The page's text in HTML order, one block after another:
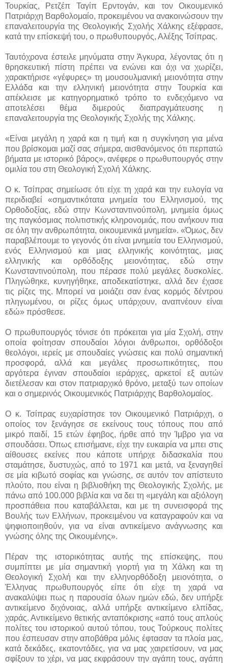
Τουρκίας, Ρετζέπ Ταγίπ Ερντογάν, και τον Οικουμενικό
Πατριάρχη Βαρθολομαίο, προκειμένου να ανακοινώσουν την
επαναλειτουργία της Θεολογικής Σχολής Χάλκης εξέφρασε,
κατά την επίσκεψή του, ο πρωθυπουργός, Αλέξης Τσίπρας.
Ταυτόχρονα έστειλε μηνύματα στην Άγκυρα, λέγοντας ότι η
θρησκευτική πίστη πρέπει να ενώνει και όχι να χωρίζει,
χαρακτήρισε «γέφυρες» τη μουσουλμανική μειονότητα στην
Ελλάδα και την ελληνική μειονότητα στην Τουρκία και
απέκλεισε με κατηγορηματικό τρόπο το ενδεχόμενο να
αποτελέσει θέμα διμερούς διαπραγμάτευσης η
επαναλειτουργία της Θεολογικής Σχολής της Χάλκης.
«Είναι μεγάλη η χαρά και η τιμή και η συγκίνηση για μένα
που βρίσκομαι μαζί σας σήμερα, αισθανόμενος ότι περπατώ
βήματα με ιστορικό βάρος», ανέφερε ο πρωθυπουργός στην
ομιλία του στη Θεολογική Σχολή Χάλκης.
Ο κ. Τσίπρας σημείωσε ότι είχε τη χαρά και την ευλογία να
περιδιαβεί «σημαντικότατα μνημεία του Ελληνισμού, της
Ορθοδοξίας, εδώ στην Κωνσταντινούπολη, μνημεία όμως
της παγκόσμιας πολιτιστικής κληρονομιάς, που ανήκουν πια
σε όλη την ανθρωπότητα, οικουμενικά μνημεία». «Όμως, δεν
παραβλέπουμε το γεγονός ότι είναι μνημεία του Ελληνισμού,
ενός Ελληνισμού και μιας ελληνικής κοινότητας, μιας
ελληνικής και ορθόδοξης μειονότητας, εδώ στην
Κωνσταντινούπολη, που πέρασε πολύ μεγάλες δυσκολίες.
Πληγώθηκε, κυνηγήθηκε, αποδεκατίστηκε, αλλά δεν έχασε
τις ρίζες της. Μπορεί να μοιάζει σαν ένας κορμός δέντρου
πληγωμένου, οι ρίζες όμως υπάρχουν, αναπνέουν είναι
εδώ» πρόσθεσε.
Ο πρωθυπουργός τόνισε ότι πρόκειται για μία Σχολή, στην
οποία φοίτησαν σπουδαίοι λόγιοι άνθρωποι, ορθόδοξοι
θεολόγοι, ιερείς με σπουδαίες γνώσεις και πολύ σημαντική
προσφορά, αλλά και μεγάλες προσωπικότητες, που
αργότερα έγιναν σπουδαίοι ιεράρχες, αρκετοί εξ αυτών
διετέλεσαν και στον πατριαρχικό θρόνο, μεταξύ των οποίων
και ο σημερινός Οικουμενικός Πατριάρχης Βαρθολομαίος.
Ο κ. Τσίπρας ευχαρίστησε τον Οικουμενικό Πατριάρχη, ο
οποίος τον ξενάγησε σε εκείνους τους τόπους που από
μικρό παιδί, 15 ετών έφηβος, ήρθε από την Ίμβρο για να
σπουδάσει. Όπως επισήμανε, είχε την ευκαιρία να μπει στις
αίθουσες εκείνες που κάποτε υπήρχε διδασκαλία που
σταμάτησε, δυστυχώς, από το 1971 και μετά, να ξεναγηθεί
σε μία κιβωτό σοφίας και γνώσης, σε αυτόν τον απίστευτο
πλούτο, που είναι η βιβλιοθήκη της Θεολογικής Σχολής, με
πάνω από 100.000 βιβλία και να δει τη «μεγάλη και αξιόλογη
προσπάθεια που καταβάλλεται, και με τη συνεισφορά της
Βουλής των Ελλήνων, προκειμένου να καταγραφούν και να
ψηφιοποιηθούν, για να είναι αντικείμενο ανάγνωσης και
γνώσης όλης της Οικουμένης».
Πέραν της ιστορικότητας αυτής της επίσκεψης, που
συμπίπτει με μία σημαντική γιορτή για τη Χάλκη και τη
Θεολογική Σχολή και την ελληνορθόδοξη μειονότητα, ο
Έλληνας πρωθυπουργός είπε ότι είχε τη χαρά να
ανακαλύψει πως η παρουσία όλων ημών εδώ, δεν υπήρξε
αντικείμενο διχόνοιας, αλλά υπήρξε αντικείμενο ελπίδας,
χαράς. Αντικείμενο θετικής ανταπόκρισης «από τους απλούς
πολίτες του ιστορικού αυτού τόπου, τους Τούρκους πολίτες
που έσπευσαν στην αποβάθρα μόλις έφτασαν τα πλοία μας,
κατά δεκάδες, εκατοντάδες, για να μας χαιρετίσουν, να μας
σφίξουν το χέρι, να μας εκφράσουν την αγάπη τους, αγάπη